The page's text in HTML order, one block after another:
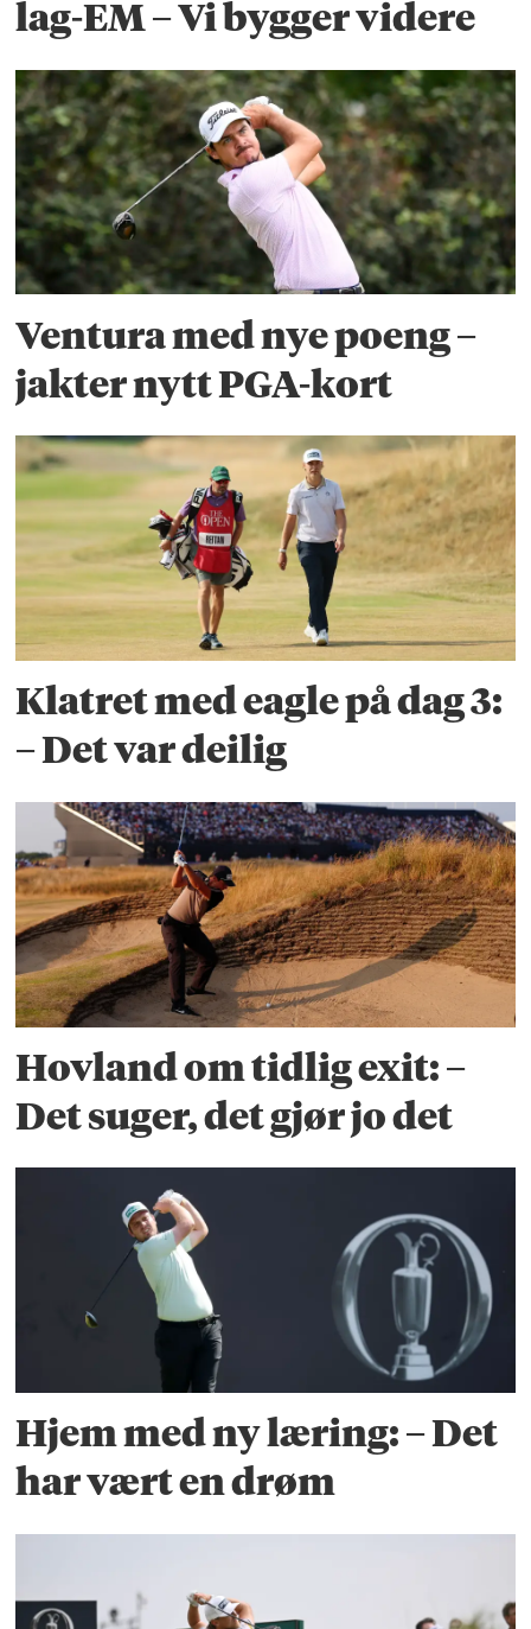
lag-EM – Vi bygger videre
Ventura med nye poeng –
jakter nytt PGA-kort
Klatret med eagle på dag 3:
– Det var deilig
Hovland om tidlig exit: –
Det suger, det gjør jo det
Hjem med ny læring: – Det
har vært en drøm